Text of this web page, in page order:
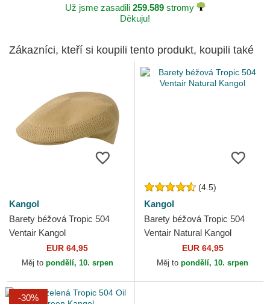
Už jsme zasadili 259.589stromy
Děkuju!
Zákazníci, kteří si koupili tento produkt, koupili také
Kangol
Barety béžová Tropic 504
Ventair Kangol
EUR 64,95
Měj to pondělí, 10. srpen
(4.5)
Kangol
Barety béžová Tropic 504
Ventair Natural Kangol
EUR 64,95
Měj to pondělí, 10. srpen
-30%